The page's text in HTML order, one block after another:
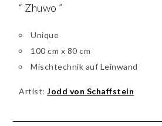
“ Zhuwo ”
Unique
100 cm x 80 cm
Mischtechnik auf Leinwand
Artist:Jodd von Schaffstein